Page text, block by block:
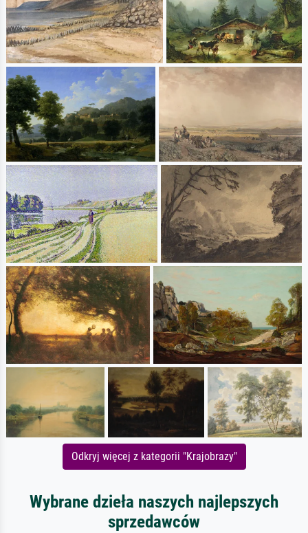
Odkryj więcej z kategorii "Krajobrazy"
Wybrane dzieła naszych najlepszych
sprzedawców